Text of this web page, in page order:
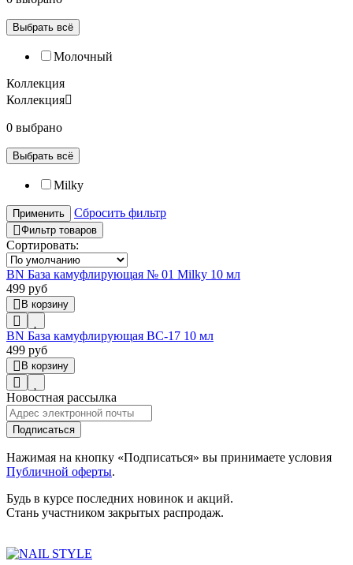
Выбрать всё
Молочный
Коллекция
Коллекция
0 выбрано
Выбрать всё
Milky
Применить Сбросить фильтр
Фильтр товаров
Сортировать:
BN База камуфлирующая № 01 Milky 10 мл
499 руб
В корзину
BN База камуфлирующая BC-17 10 мл
499 руб
В корзину
Новостная рассылка
Подписаться
Нажимая на кнопку «Подписаться» вы принимаете условия
Публичной оферты.
Будь в курсе последних новинок и акций.
Стань участником закрытых распродаж.